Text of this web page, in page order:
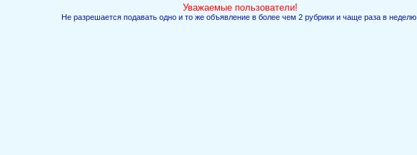
Уважаемые пользователи!
Не разрешается подавать одно и то же объявление в более чем 2 рубрики и чаще раза в неделю.